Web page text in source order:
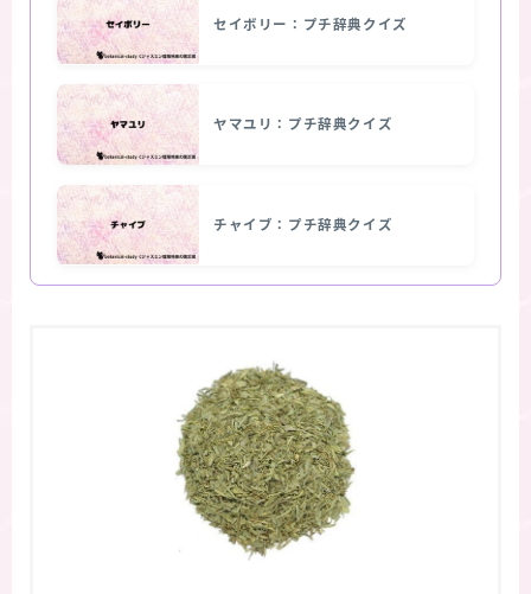
セイボリー：プチ辞典クイズ
ヤマユリ：プチ辞典クイズ
チャイブ：プチ辞典クイズ